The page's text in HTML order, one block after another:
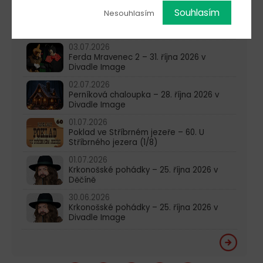
08.07.2026
Poklad ve Stříbrném jezeře – 61. U
03.07.2026
Ferda Mravenec 2 – 31. října 2026 v
Divadle Image
02.07.2026
Perníková chaloupka – 28. října 2026 v
Divadle Image
01.07.2026
Poklad ve Stříbrném jezeře – 60. U
Stříbrného jezera (1/8)
01.07.2026
Krkonošské pohádky – 25. října 2026 v
Děčíně
30.06.2026
Krkonošské pohádky – 25. října 2026 v
Divadle Image
Nesouhlasím Souhlasím